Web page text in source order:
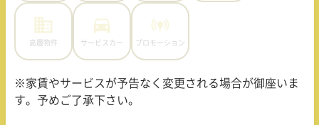
高層物件 サービスカー プロモーション
※家賃やサービスが予告なく変更される場合が御座いま
す。予めご了承下さい。